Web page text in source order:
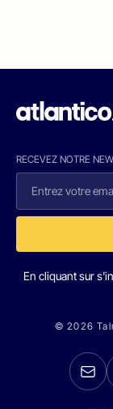
RECEVEZ NOTRE
En cliquant sur
© 2026